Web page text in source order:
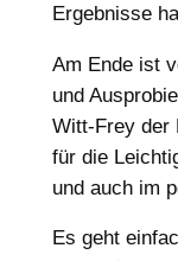
Ergebnisse
Am Ende ist
und
Witt-Frey der
für die
und auch im
Es geht